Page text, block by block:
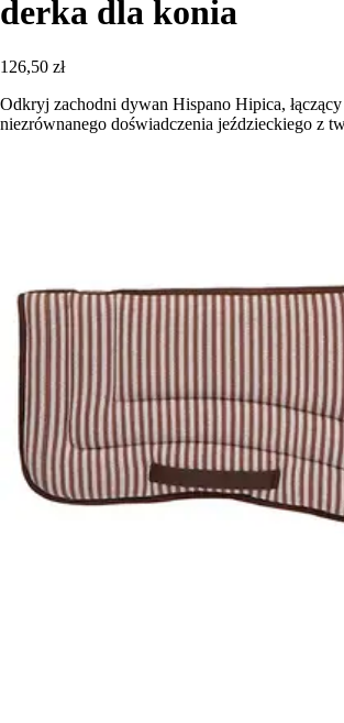
derka dla konia
126,50 zł
Odkryj zachodni dywan Hispano Hipica,
niezrównanego doświadczenia jeździeckiego z